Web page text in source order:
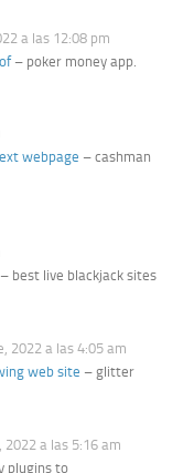
a las 12:08 pm
– poker money app.
webpage – cashman
– best live blackjack sites
2022 a las 4:05 am
web site – glitter
a las 5:16 am
plugins to